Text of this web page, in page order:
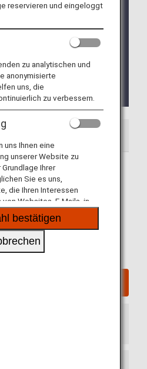
Flughafen Singapur
durchgeführte Flüge starten
an Terminal 1.
werden Flüge in Terminal
den Flughafen
und weitere
Orientierung am Flughafen
reservieren und eingeloggt
zu analytischen und
anonymisierte
uns, die
zu verbessern.
uns Ihnen eine
unserer Website zu
Ihrer
Sie es uns,
die Ihren Interessen
Websites, E-Mails, in
anzubieten.
bestätigen